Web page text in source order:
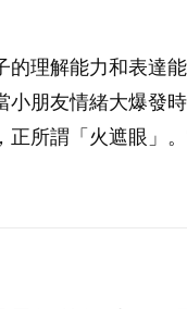
的理解能力和表達
小朋友情緒大爆發
正所謂「火遮眼」